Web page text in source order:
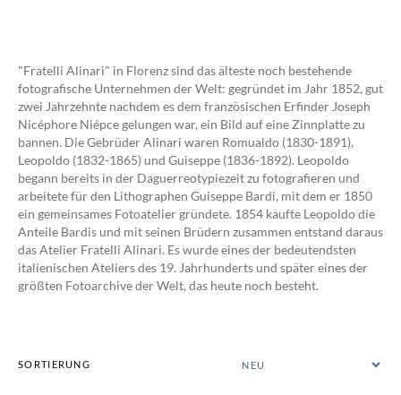
"Fratelli Alinari" in Florenz sind das älteste noch bestehende
fotografische Unternehmen der Welt: gegründet im Jahr 1852, gut
zwei Jahrzehnte nachdem es dem französischen Erfinder Joseph
Nicéphore Niépce gelungen war, ein Bild auf eine Zinnplatte zu
bannen. Die Gebrüder Alinari waren Romualdo (1830-1891),
Leopoldo (1832-1865) und Guiseppe (1836-1892). Leopoldo
begann bereits in der Daguerreotypiezeit zu fotografieren und
arbeitete für den Lithographen Guiseppe Bardi, mit dem er 1850
ein gemeinsames Fotoatelier gründete. 1854 kaufte Leopoldo die
Anteile Bardis und mit seinen Brüdern zusammen entstand daraus
das Atelier Fratelli Alinari. Es wurde eines der bedeutendsten
italienischen Ateliers des 19. Jahrhunderts und später eines der
größten Fotoarchive der Welt, das heute noch besteht.
SORTIERUNG